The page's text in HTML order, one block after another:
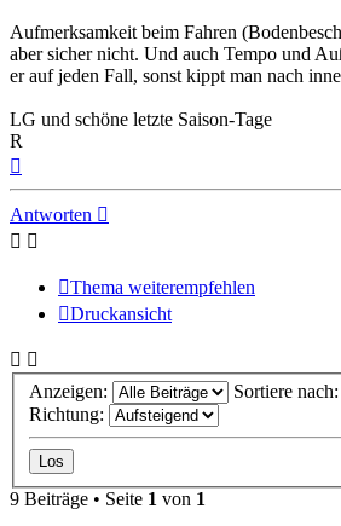
Aufmerksamkeit beim Fahren
aber sicher nicht. Und auch Tempo und
er auf jeden Fall, sonst kippt man nach
LG und schöne letzte Saison-Tage
R
Antworten
Thema weiterempfehlen
Druckansicht
Anzeigen:
Sortiere nach:
Richtung:
9 Beiträge • Seite 1 von 1